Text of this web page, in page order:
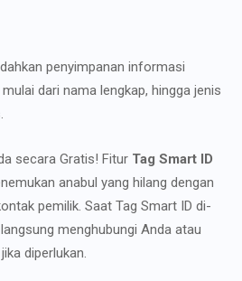
penyimpanan informasi
dari nama lengkap, hingga jenis
secara Gratis! Fitur Tag Smart ID
anabul yang hilang dengan
pemilik. Saat Tag Smart ID di-
menghubungi Anda atau
diperlukan.